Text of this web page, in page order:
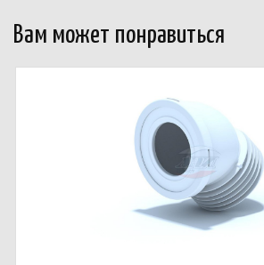
Вам может понравиться